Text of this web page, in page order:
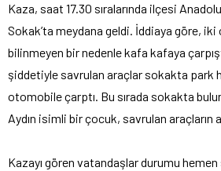
Kaza, saat 17.30 sıralarında ilçesi
Sokak’ta meydana geldi. İddiaya göre,
bilinmeyen bir nedenle kafa kafaya
şiddetiyle savrulan araçlar sokakta park
otomobile çarptı. Bu sırada sokakta
Aydın isimli bir çocuk, savrulan araçların
Kazayı gören vatandaşlar durumu